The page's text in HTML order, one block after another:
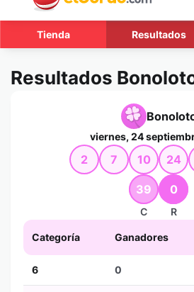
Tienda Resultados
Resultados
viernes, 24
2 7 10 24
39
C
0
R
Categoría Ganadores
6 0